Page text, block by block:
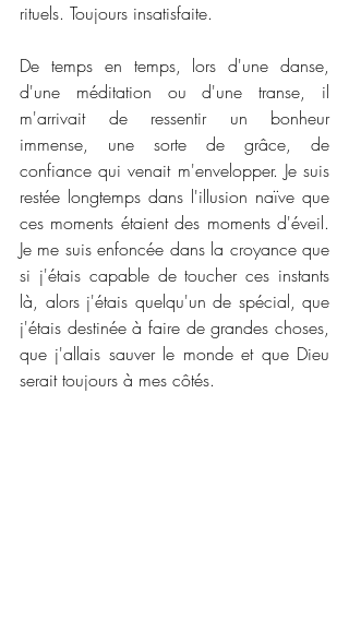
rituels. Toujours insatisfaite.
De temps en temps, lors d'une danse,
d'une méditation ou d'une transe, il
m'arrivait de ressentir un bonheur
immense, une sorte de grâce, de
confiance qui venait m'envelopper. Je suis
restée longtemps dans l'illusion naïve que
ces moments étaient des moments d'éveil.
Je me suis enfoncée dans la croyance que
si j'étais capable de toucher ces instants
là, alors j'étais quelqu'un de spécial, que
j'étais destinée à faire de grandes choses,
que j'allais sauver le monde et que Dieu
serait toujours à mes côtés.